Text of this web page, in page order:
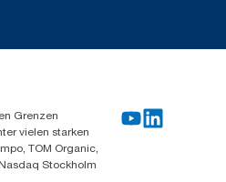
Grenzen
vielen starken
TOM Organic,
Stockholm